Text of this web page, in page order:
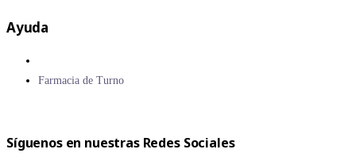
Ayuda
Farmacia de Turno
Síguenos en nuestras Redes Sociales